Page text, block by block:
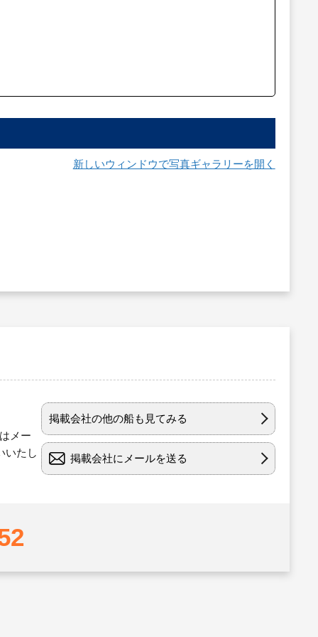
新しいウィンドウで写真ギャラリーを開く
メー
いたし
掲載会社の他の船も見てみる
掲載会社にメールを送る